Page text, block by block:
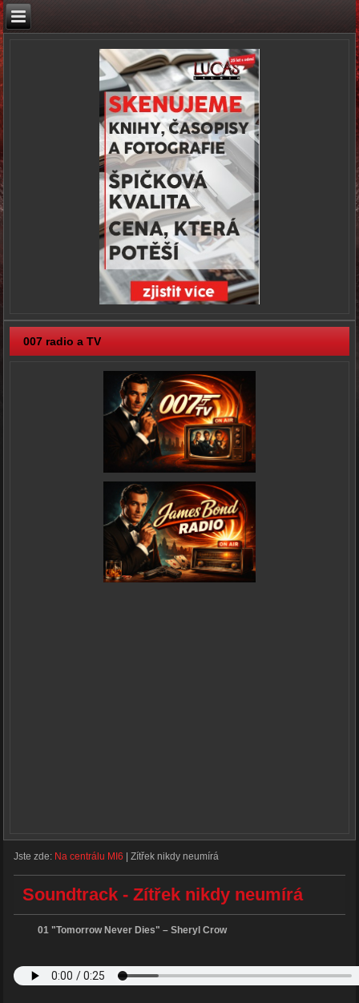
007 radio a TV
Jste zde: Na centrálu MI6 |Zítřek nikdy neumírá
Soundtrack - Zítřek nikdy neumírá
01 "Tomorrow Never Dies" – Sheryl Crow